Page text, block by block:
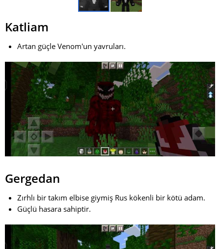
Katliam
Artan güçle Venom'un yavruları.
Gergedan
Zırhlı bir takım elbise giymiş Rus kökenli bir kötü adam.
Güçlü hasara sahiptir.